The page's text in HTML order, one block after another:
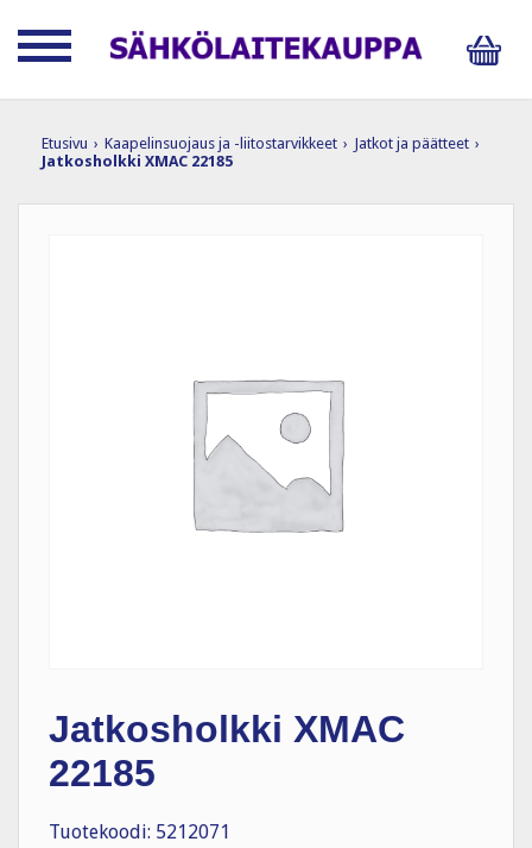
Etusivu › Kaapelinsuojaus ja -liitostarvikkeet › Jatkot ja päätteet ›
Jatkosholkki XMAC 22185
Jatkosholkki XMAC
22185
Tuotekoodi: 5212071